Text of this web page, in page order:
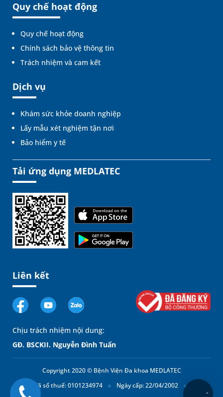
Quy chế hoạt động
Quy chế hoạt động
Chính sách bảo vệ thông tin
Trách nhiệm và cam kết
Dịch vụ
Khám sức khỏe doanh nghiệp
Lấy mẫu xét nghiệm tận nơi
Bảo hiểm y tế
Tải ứng dụng MEDLATEC
Liên kết
Chịu trách nhiệm nội dung:
GĐ. BSCKII. Nguyễn Đình Tuấn
Copyright 2020 © Bệnh Viện Đa khoa MEDLATEC
Mã số thuế: 0101234974
Ngày cấp: 22/04/2002